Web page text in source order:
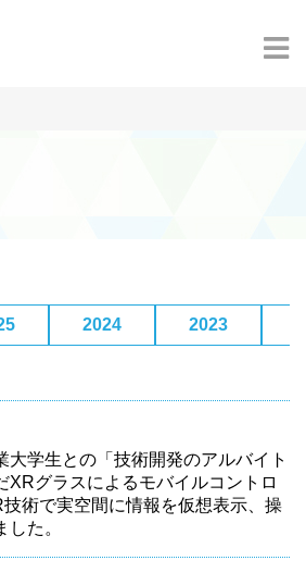
2024 2023
大学生との「技術開発のアルバイト
XRグラスによるモバイルコントロ
術で実空間に情報を仮想表示、操
た。